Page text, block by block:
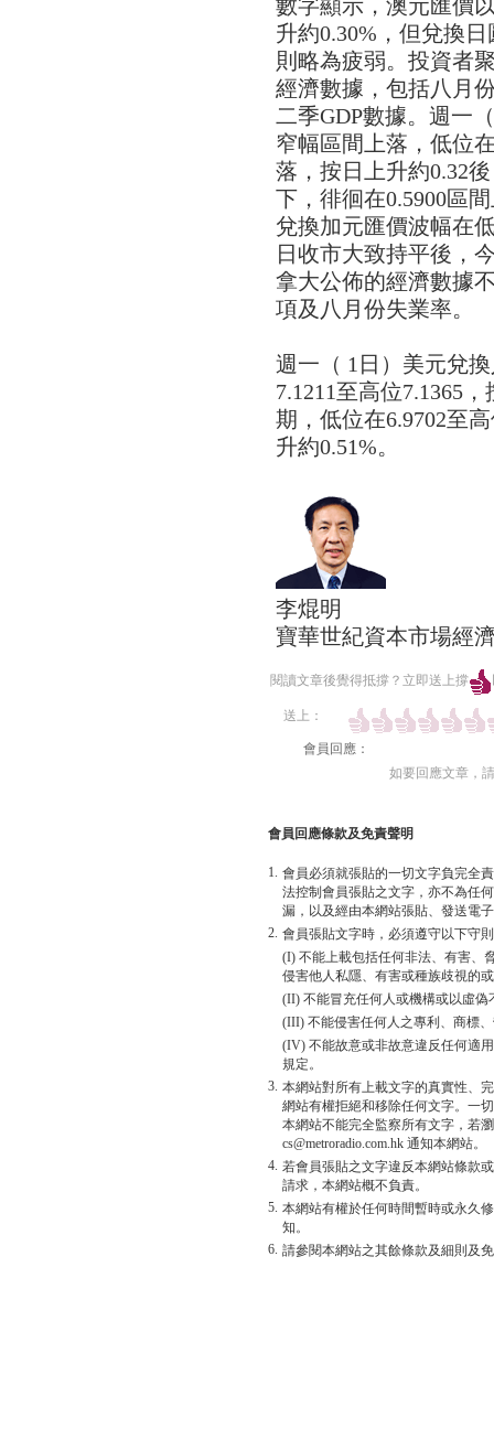
數字顯示，澳元匯價
升約0.30%，但兌換
則略為疲弱。投資者
經濟數據，包括八月
二季GDP數據。週一
窄幅區間上落，低位
落，按日上升約0.32
下，徘徊在0.5900區
兌換加元匯價波幅在
日收市大致持平後，
拿大公佈的經濟數據
項及八月份失業率。
週一（ 1日）美元兌
7.1211至高位7.1365
期，低位在6.9702至
升約0.51%。
李焜明
寶華世紀資本市場經
閱讀文章後覺得抵撐？立即送上撐
送上：
會員回應：
如要回應文章，
會員回應條款及免責聲明
1. 會員必須就張貼的一切文字負完全
法控制會員張貼之文字，亦不為任
漏，以及經由本網站張貼、發送電
2. 會員張貼文字時，必須遵守以下守
(I) 不能上載包括任何非法、有害、
侵害他人私隱、有害或種族歧視的
(II) 不能冒充任何人或機構或以虛
(III) 不能侵害任何人之專利、商標
(IV) 不能故意或非故意違反任何適
規定。
3. 本網站對所有上載文字的真實性、
網站有權拒絕和移除任何文字。一
本網站不能完全監察所有文字，若
cs@metroradio.com.hk 通知本網站。
4. 若會員張貼之文字違反本網站條款
請求，本網站概不負責。
5. 本網站有權於任何時間暫時或永久
知。
6. 請參閱本網站之其餘條款及細則及